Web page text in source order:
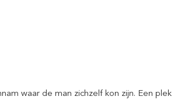
waar de man zichzelf kon zijn. Een plek